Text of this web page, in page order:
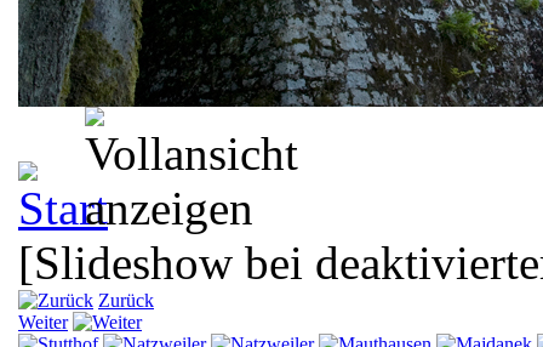
[Slideshow bei
Zurück
Weiter